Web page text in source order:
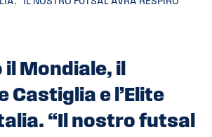
il Mondiale, il
Castiglia e l’Elite
“Il nostro futsal